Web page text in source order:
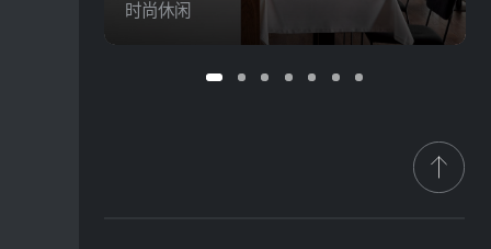
时尚休闲